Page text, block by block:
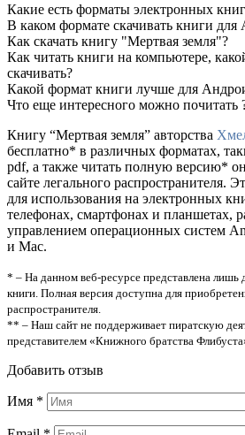
Какие есть форматы электронных
В каком формате скачивать книги для
Как скачать книгу "Мертвая земля"?
Как читать книги на компьютере,
скачивать?
Какой формат книги лучше для
Что еще интересного можно почитать
Книгу “Мертвая земля” авторства
бесплатно* в различных форматах,
pdf, а также читать полную версию*
сайте легального распространителя.
для использования на электронных
телефонах, смартфонах и планшетах,
управлением операционных систем
и Mac.
* – На данном веб-ресурсе представлена лишь
книги. Полная версия доступна для
распространителя.
** – Наш сайт не поддерживает пиратскую
представителем «Книжного братства
Добавить отзыв
Имя *